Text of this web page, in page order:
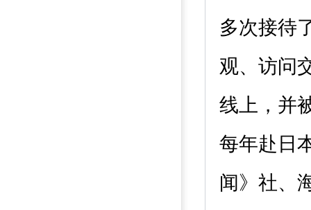
多次接待
观、访问
线上，并
每年赴日
闻》社、